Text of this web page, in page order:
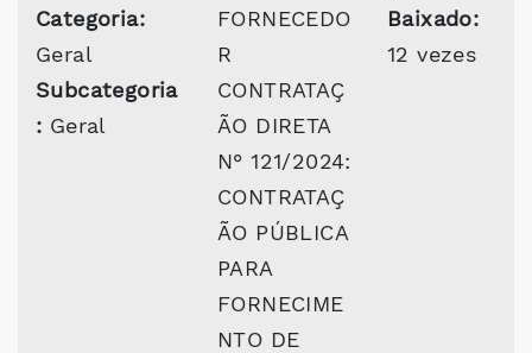
Categoria:
Geral
Subcategoria
: Geral
FORNECEDO
R
CONTRATAÇ
ÃO DIRETA
N° 121/2024:
CONTRATAÇ
ÃO PÚBLICA
PARA
FORNECIME
NTO DE
Baixado:
12 vezes